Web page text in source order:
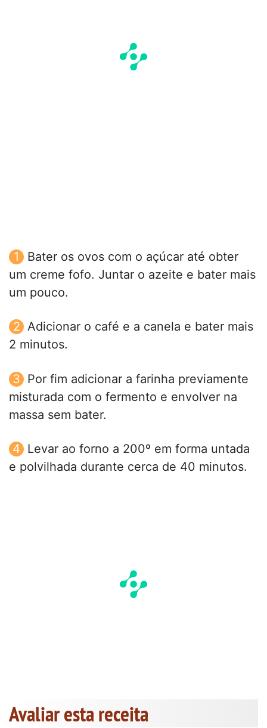
Bater os ovos com o açúcar até obter
um creme fofo. Juntar o azeite e bater mais
um pouco.
Adicionar o café e a canela e bater mais
2 minutos.
Por fim adicionar a farinha previamente
misturada com o fermento e envolver na
massa sem bater.
Levar ao forno a 200º em forma untada
e polvilhada durante cerca de 40 minutos.
Avaliar esta receita